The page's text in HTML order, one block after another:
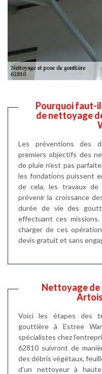
Pourquoi faut-
de nettoyage
Les préventions des
premiers objectifs des
de pluie n'est pas
les fondations puissent
de cela, les travaux
prévenir la croissance
durée de vie des
effectuant ces
charger de ces
devis gratuit et sans
Nettoyage
Voici les étapes des
gouttière à Estree
spécialistes chez
62810 suivront de
des débris végétaux,
d’un nettoyeur à